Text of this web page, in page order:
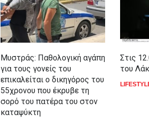
Μυστράς: Παθολογική αγάπη
για τους γονείς του
επικαλείται ο δικηγόρος του
55χρονου που έκρυβε τη
σορό του πατέρα του στον
καταψύκτη
Στις
του